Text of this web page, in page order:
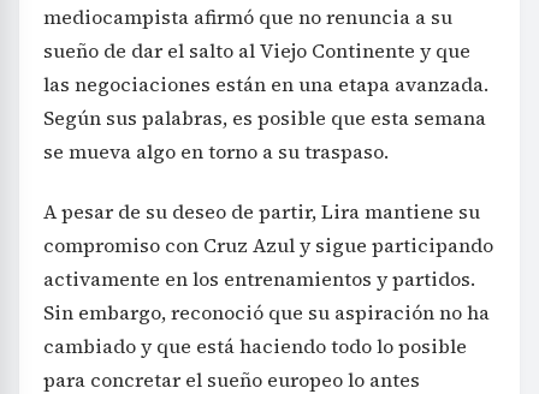
mediocampista afirmó que no renuncia a su
sueño de dar el salto al Viejo Continente y que
las negociaciones están en una etapa avanzada.
Según sus palabras, es posible que esta semana
se mueva algo en torno a su traspaso.
A pesar de su deseo de partir, Lira mantiene su
compromiso con Cruz Azul y sigue participando
activamente en los entrenamientos y partidos.
Sin embargo, reconoció que su aspiración no ha
cambiado y que está haciendo todo lo posible
para concretar el sueño europeo lo antes